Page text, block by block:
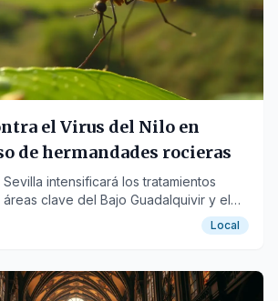
el Virus del Nilo en
de hermandades rocieras
intensificará los tratamientos
clave del Bajo Guadalquivir y el
y el 29 de mayo.
Local